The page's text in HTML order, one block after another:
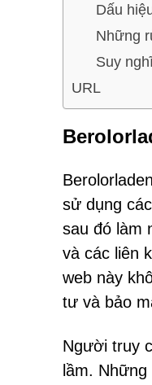
Dấu
Những
Suy
URL
sử dụng
sau đó làm
và các liên
web này
tư và bảo
Người truy
lầm.